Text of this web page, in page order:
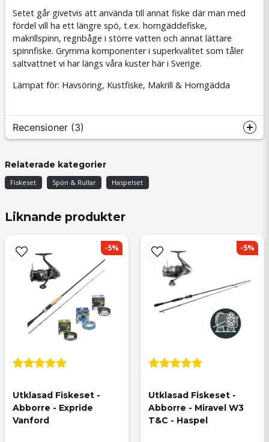
Setet går givetvis att använda till annat fiske där man med
fördel vill ha ett längre spö, t.ex. horngäddefiske,
makrillspinn, regnbåge i större vatten och annat lättare
spinnfiske. Grymma komponenter i superkvalitet som tåler
saltvattnet vi har längs våra kuster här i Sverige.
Lämpat för: Havsöring, Kustfiske, Makrill & Horngädda
Recensioner (3)
Edin
Vilken grym combo Snabb leverans
för 2 år sedan
Jesper Olof
för 2 år sedan
Kanon kombo.
Relaterade kategorier
Fiskeset Spön & Rullar Haspelset
Liknande produkter
Utklasad Fiskeset -
Abborre - Expride
Vanford
-5%
Utklasad Fiskeset -
Abborre - Miravel W3
T&C - Haspel
-5%